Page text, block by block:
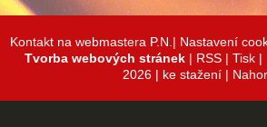
Kontakt na webmastera P.N.| Nastavení
Tvorba webových stránek| RSS| Tisk|
2026 | ke stažení |